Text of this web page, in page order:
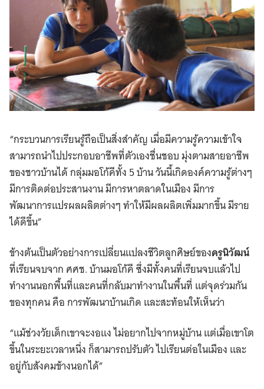
“กระบวนการเรียนรู้ถือเป็นสิ่งสำคัญ เมื่อมีความรู้ความเข้าใจ
สามารถนำไปประกอบอาชีพที่ตัวเองชื่นชอบ มุ่งตามสายอาชีพ
ของชาวบ้านได้ กลุ่มมอโก้คีทั้ง 5 บ้าน วันนี้เกิดองค์ความรู้ต่างๆ
มีการติดต่อประสานงาน มีการหาตลาดในเมือง มีการ
พัฒนาการแปรผลผลิตต่างๆ ทำให้มีผลผลิตเพิ่มมากขึ้น มีราย
ได้ดีขึ้น”
ข้างต้นเป็นตัวอย่างการเปลี่ยนแปลงชีวิตลูกศิษย์ของครูนิวัฒน์
ที่เรียนจบจาก ศศช. บ้านมอโก้คี ซึ่งมีทั้งคนที่เรียนจบแล้วไป
ทำงานนอกพื้นที่และคนที่กลับมาทำงานในพื้นที่ แต่จุดร่วมกัน
ของทุกคน คือ การพัฒนาบ้านเกิด และสะท้อนให้เห็นว่า
“แม้ช่วงวัยเด็กเขาจะงอแง ไม่อยากไปจากหมู่บ้าน แต่เมื่อเขาโต
ขึ้นในระยะเวลาหนึ่ง ก็สามารถปรับตัว ไปเรียนต่อในเมือง และ
อยู่กับสังคมข้างนอกได้”